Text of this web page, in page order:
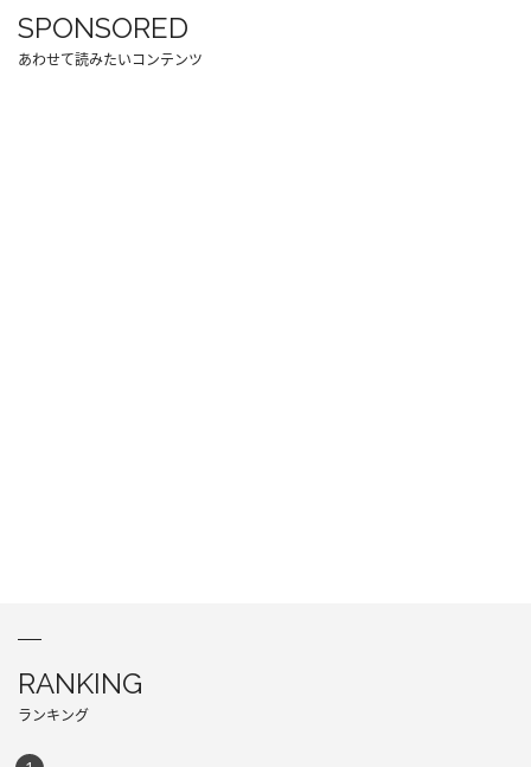
SPONSORED
あわせて読みたいコンテンツ
RANKING
ランキング